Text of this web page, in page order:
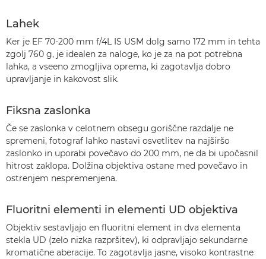
Lahek
Ker je EF 70-200 mm f/4L IS USM dolg samo 172 mm in tehta
zgolj 760 g, je idealen za naloge, ko je za na pot potrebna
lahka, a vseeno zmogljiva oprema, ki zagotavlja dobro
upravljanje in kakovost slik.
Fiksna zaslonka
Če se zaslonka v celotnem obsegu goriščne razdalje ne
spremeni, fotograf lahko nastavi osvetlitev na najširšo
zaslonko in uporabi povečavo do 200 mm, ne da bi upočasnil
hitrost zaklopa. Dolžina objektiva ostane med povečavo in
ostrenjem nespremenjena.
Fluoritni elementi in elementi UD objektiva
Objektiv sestavljajo en fluoritni element in dva elementa
stekla UD (zelo nizka razpršitev), ki odpravljajo sekundarne
kromatične aberacije. To zagotavlja jasne, visoko kontrastne